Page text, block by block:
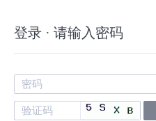
登录 · 请输入密码